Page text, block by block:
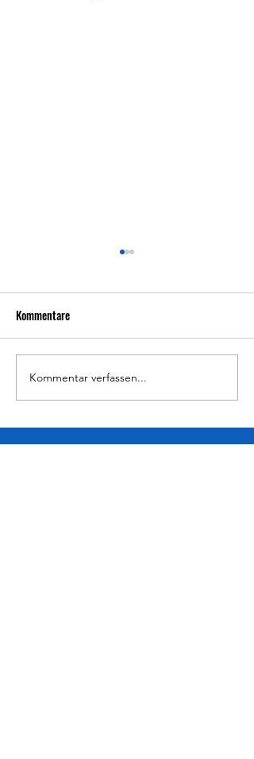
Rückblick FVL-Sportfest
Kommentare
Kommentar verfassen...